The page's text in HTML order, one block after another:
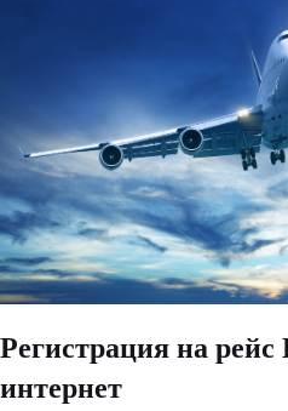
Регистрация на
интернет